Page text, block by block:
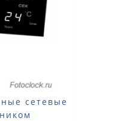
сетевые